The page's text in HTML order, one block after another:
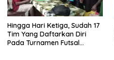
Hingga Hari Ketiga, Sudah 17
Tim Yang Daftarkan Diri
Pada Turnamen Futsal